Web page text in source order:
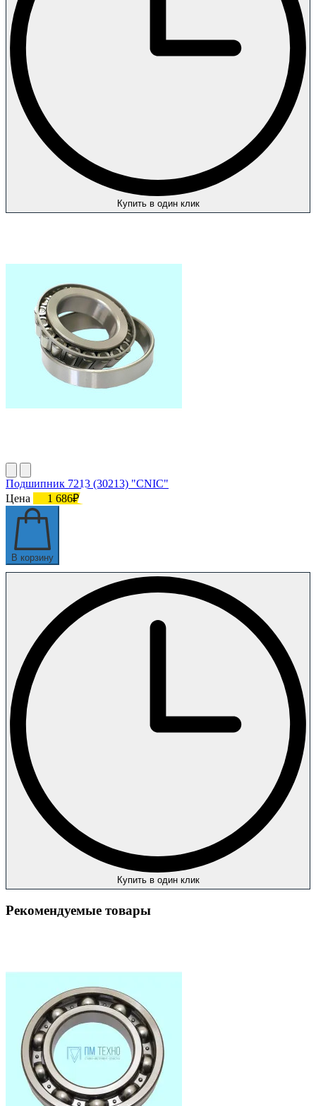
Купить в один клик
Подшипник 7213 (30213) "СNIC"
Цена
1 686₽
В корзину
Купить в один клик
Рекомендуемые товары